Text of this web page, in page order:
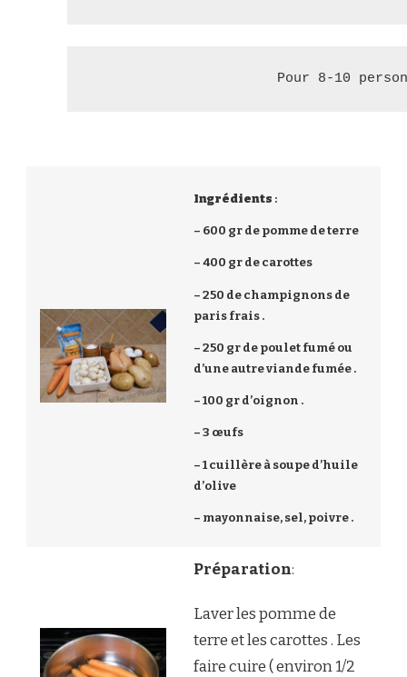
Pour 8-10
Ingrédients :
– 600 gr de pomme de terre
– 400 gr de carottes
– 250 de champignons de
paris frais .
– 250 gr de poulet fumé ou
d’une autre viande fumée .
– 100 gr d’oignon .
– 3 œufs
– 1 cuillère à soupe d’huile
d’olive
– mayonnaise, sel, poivre .
Préparation:
Laver les pomme de
terre et les carottes . Les
faire cuire ( environ 1/2